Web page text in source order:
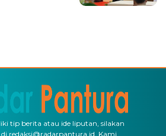
tip berita atau ide liputan, silakan
redaksi@radarpantura.id. Kami